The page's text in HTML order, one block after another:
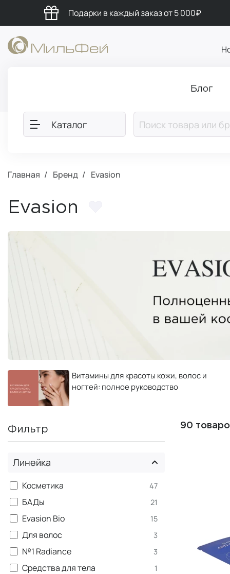
Подарки в каждый заказ от 5 000₽
Блог
Каталог
Главная Бренд Evasion
Evasion
Витамины для красоты кожи, волос и
ногтей: полное руководство
Фильтр
Линейка
Косметика 47
БАДы 21
Evasion Bio 15
Для волос 3
№1 Radiance 3
Средства для тела 1
90